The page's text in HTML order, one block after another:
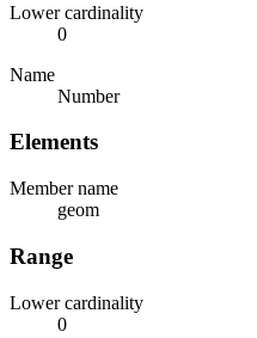
Lower cardinality
0
Name
Number
Elements
Member name
geom
Range
Lower cardinality
0